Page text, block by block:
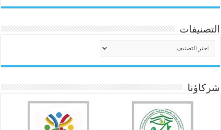
التصنيفات
شركاؤنا